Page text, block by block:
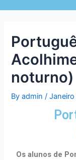
noturno)
Byadmin/Janeiro
Os alunos de